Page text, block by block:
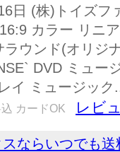
日 (株)トイズ
カラー リニ
ウンド(オリジ
DVD ミュー
イ ミュージック
カードOK レビ
スならいつでも